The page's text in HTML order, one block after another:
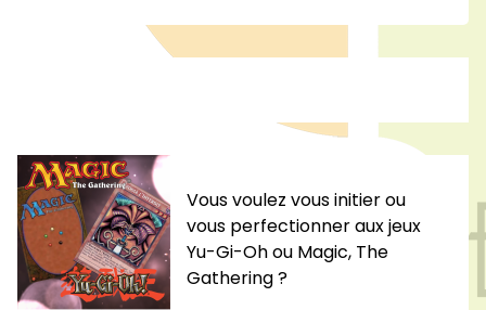
Vous voulez vous initier ou
vous perfectionner aux jeux
Yu-Gi-Oh ou Magic, The
Gathering ?